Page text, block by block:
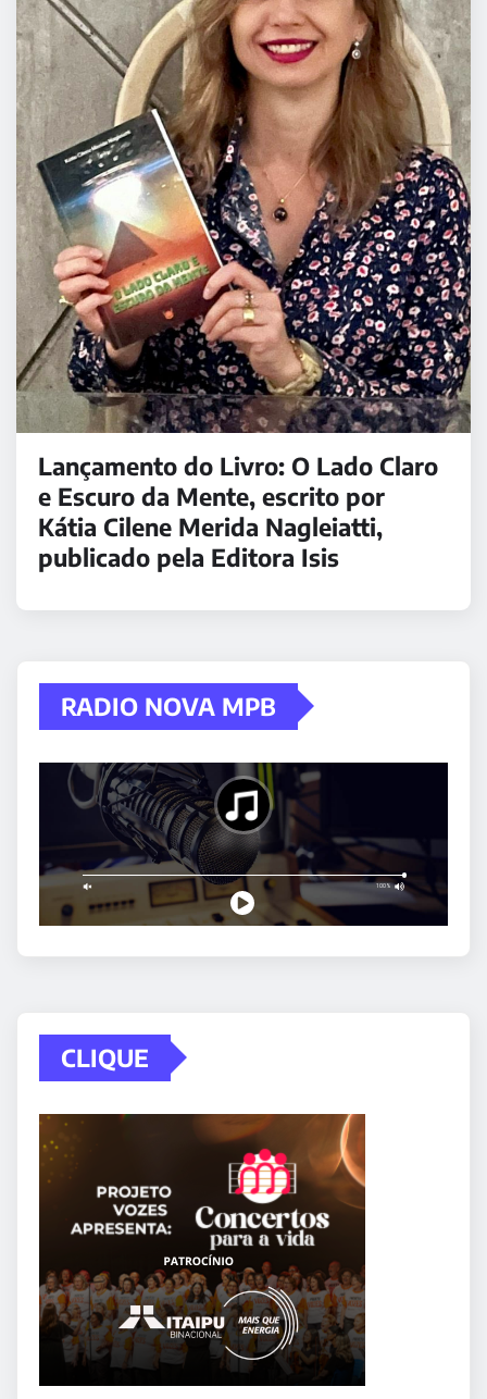
Lançamento do Livro: O Lado Claro
e Escuro da Mente, escrito por
Kátia Cilene Merida Nagleiatti,
publicado pela Editora Isis
RADIO NOVA MPB
CLIQUE